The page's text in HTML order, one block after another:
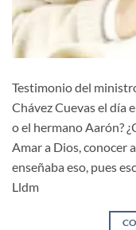
Testimonio del
Chávez Cuevas el día
o el hermano Aarón?
Amar a Dios, conocer
enseñaba eso, pues
Lldm